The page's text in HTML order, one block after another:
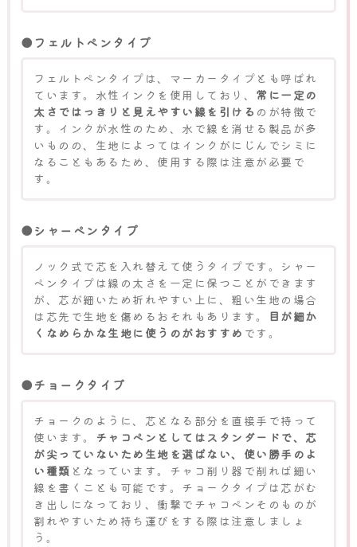
●フェルトペンタイプ
フェルトペンタイプは、マーカータイプとも呼ばれ
ています。水性インクを使用しており、 常に一定の
太さではっきりと見えやすい線を引ける のが特徴で
す。インクが水性のため、水で線を消せる製品が多
いものの、生地によってはインクがにじんでシミに
なることもあるため、使用する際は注意が必要で
す。
●シャーペンタイプ
ノック式で芯を入れ替えて使うタイプです。シャー
ペンタイプは線の太さを一定に保つことができます
が、芯が細いため折れやすい上に、粗い生地の場合
は芯先で生地を傷めるおそれもあります。
目が細か
くなめらかな生地に使うのがおすすめ です。
●チョークタイプ
チョークのように、芯となる部分を直接手で持って
使います。 チャコペンとしてはスタンダードで、芯
が尖っていないため生地を選ばない、使い勝手のよ
い種類 となっています。チャコ削り器で削れば細い
線を書くことも可能です。チョークタイプは芯がむ
き出しになっており、衝撃でチャコペンそのものが
割れやすいため持ち運びをする際は注意しましょ
う。